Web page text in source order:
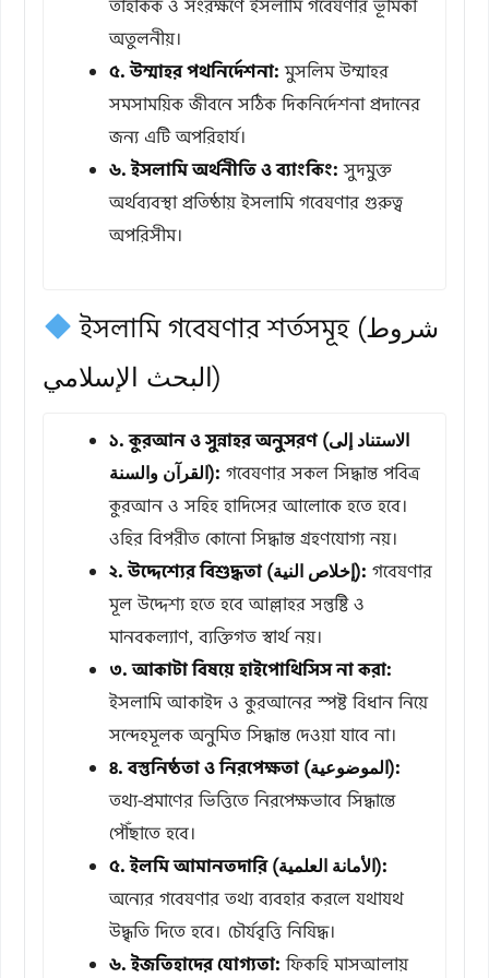
তাহকিক ও সংরক্ষণে ইসলামি গবেষণার ভূমিকা
অতুলনীয়।
৫. উম্মাহর পথনির্দেশনা: মুসলিম উম্মাহর
সমসাময়িক জীবনে সঠিক দিকনির্দেশনা প্রদানের
জন্য এটি অপরিহার্য।
৬. ইসলামি অর্থনীতি ও ব্যাংকিং: সুদমুক্ত
অর্থব্যবস্থা প্রতিষ্ঠায় ইসলামি গবেষণার গুরুত্ব
অপরিসীম।
ইসলামি গবেষণার শর্তসমূহ (شروط
البحث الإسلامي)
১. কুরআন ও সুন্নাহর অনুসরণ (الاستناد إلى
القرآن والسنة): গবেষণার সকল সিদ্ধান্ত পবিত্র
কুরআন ও সহিহ হাদিসের আলোকে হতে হবে।
ওহির বিপরীত কোনো সিদ্ধান্ত গ্রহণযোগ্য নয়।
২. উদ্দেশ্যের বিশুদ্ধতা (إخلاص النية): গবেষণার
মূল উদ্দেশ্য হতে হবে আল্লাহর সন্তুষ্টি ও
মানবকল্যাণ, ব্যক্তিগত স্বার্থ নয়।
৩. আকাটা বিষয়ে হাইপোথিসিস না করা:
ইসলামি আকাইদ ও কুরআনের স্পষ্ট বিধান নিয়ে
সন্দেহমূলক অনুমিত সিদ্ধান্ত দেওয়া যাবে না।
৪. বস্তুনিষ্ঠতা ও নিরপেক্ষতা (الموضوعية):
তথ্য-প্রমাণের ভিত্তিতে নিরপেক্ষভাবে সিদ্ধান্তে
পৌঁছাতে হবে।
৫. ইলমি আমানতদারি (الأمانة العلمية):
অন্যের গবেষণার তথ্য ব্যবহার করলে যথাযথ
উদ্ধৃতি দিতে হবে। চৌর্যবৃত্তি নিষিদ্ধ।
৬. ইজতিহাদের যোগ্যতা: ফিকহি মাসআলায়